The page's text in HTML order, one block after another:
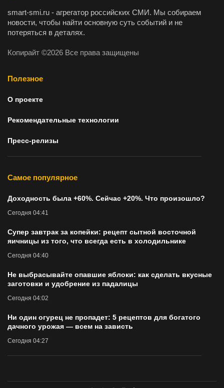
smart-smi.ru - агрегатор российских СМИ. Мы собираем
новости, чтобы найти основную суть событий и не
потеряться в деталях.
Копирайт ©2026 Все права защищены
Полезное
О проекте
Рекомендательные технологии
Пресс-релизы
Самое популярное
Доходность была +60%. Сейчас +20%. Что произошло?
Сегодня 04:41
Супер завтрак за копейки: рецепт сытной восточной
яичницы из того, что всегда есть в холодильнике
Сегодня 04:40
Не выбрасывайте опавшие яблоки: как сделать вкусные
заготовки и удобрение из падалицы
Сегодня 04:02
Ни один огурец не пропадет: 5 рецептов для богатого
дачного урожая — всем на зависть
Сегодня 04:27